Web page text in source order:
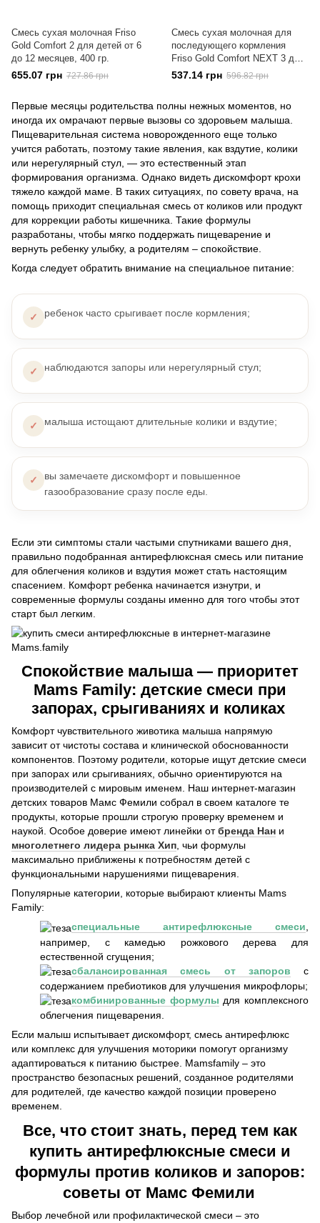
Смесь сухая молочная Friso
Gold Comfort 2 для детей от 6
до 12 месяцев, 400 гр.
655.07 грн 727.86 грн
Смесь сухая молочная для
последующего кормления
Friso Gold Comfort NEXT 3 для
детей от 12 месяцев, 400 гр
537.14 грн 596.82 грн
Первые месяцы родительства полны нежных моментов, но
иногда их омрачают первые вызовы со здоровьем малыша.
Пищеварительная система новорожденного еще только
учится работать, поэтому такие явления, как вздутие, колики
или нерегулярный стул, — это естественный этап
формирования организма. Однако видеть дискомфорт крохи
тяжело каждой маме. В таких ситуациях, по совету врача, на
помощь приходит специальная смесь от коликов или продукт
для коррекции работы кишечника. Такие формулы
разработаны, чтобы мягко поддержать пищеварение и
вернуть ребенку улыбку, а родителям – спокойствие.
Когда следует обратить внимание на специальное питание:
✓ ребенок часто срыгивает после кормления;
✓ наблюдаются запоры или нерегулярный стул;
✓ малыша истощают длительные колики и вздутие;
✓
вы замечаете дискомфорт и повышенное
газообразование сразу после еды.
Если эти симптомы стали частыми спутниками вашего дня,
правильно подобранная антирефлюксная смесь или питание
для облегчения коликов и вздутия может стать настоящим
спасением. Комфорт ребенка начинается изнутри, и
современные формулы созданы именно для того чтобы этот
старт был легким.
Спокойствие малыша — приоритет
Mams Family: детские смеси при
запорах, срыгиваниях и коликах
Комфорт чувствительного животика малыша напрямую
зависит от чистоты состава и клинической обоснованности
компонентов. Поэтому родители, которые ищут детские смеси
при запорах или срыгиваниях, обычно ориентируются на
производителей с мировым именем. Наш интернет-магазин
детских товаров Мамс Фемили собрал в своем каталоге те
продукты, которые прошли строгую проверку временем и
наукой. Особое доверие имеют линейки отбренда Нан и
многолетнего лидера рынка Хип, чьи формулы
максимально приближены к потребностям детей с
функциональными нарушениями пищеварения.
Популярные категории, которые выбирают клиенты Mams
Family:
специальные антирефлюксные смеси,
например, с камедью рожкового дерева для
естественной сгущения;
сбалансированная смесь от запоров с
содержанием пребиотиков для улучшения микрофлоры;
комбинированные формулы для комплексного
облегчения пищеварения.
Если малыш испытывает дискомфорт, смесь антирефлюкс
или комплекс для улучшения моторики помогут организму
адаптироваться к питанию быстрее. Mamsfamily – это
пространство безопасных решений, созданное родителями
для родителей, где качество каждой позиции проверено
временем.
Все, что стоит знать, перед тем как
купить антирефлюксные смеси и
формулы против коликов и запоров:
советы от Мамс Фемили
Выбор лечебной или профилактической смеси – это